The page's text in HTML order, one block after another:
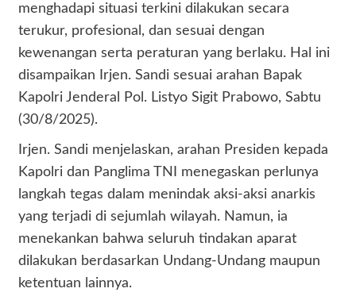
menghadapi situasi terkini dilakukan secara
terukur, profesional, dan sesuai dengan
kewenangan serta peraturan yang berlaku. Hal ini
disampaikan Irjen. Sandi sesuai arahan Bapak
Kapolri Jenderal Pol. Listyo Sigit Prabowo, Sabtu
(30/8/2025).
Irjen. Sandi menjelaskan, arahan Presiden kepada
Kapolri dan Panglima TNI menegaskan perlunya
langkah tegas dalam menindak aksi-aksi anarkis
yang terjadi di sejumlah wilayah. Namun, ia
menekankan bahwa seluruh tindakan aparat
dilakukan berdasarkan Undang-Undang maupun
ketentuan lainnya.